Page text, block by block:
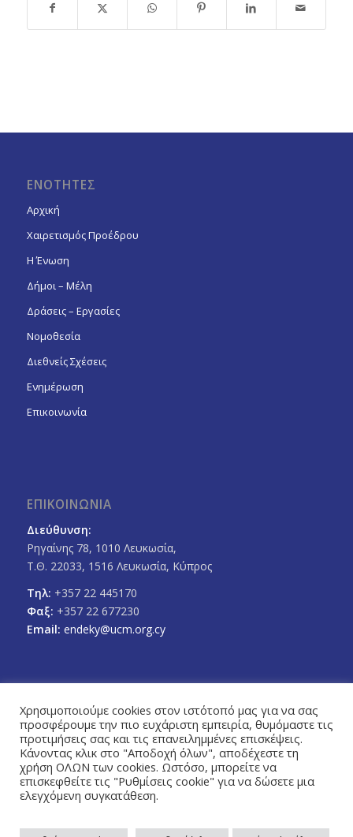
ΕΝΟΤΗΤΕΣ
Αρχική
Χαιρετισμός Προέδρου
Η Ένωση
Δήμοι – Μέλη
Δράσεις – Εργασίες
Νομοθεσία
Διεθνείς Σχέσεις
Ενημέρωση
Επικοινωνία
ΕΠΙΚΟΙΝΩΝΙΑ
Διεύθυνση:
Ρηγαίνης 78, 1010 Λευκωσία,
Τ.Θ. 22033, 1516 Λευκωσία, Κύπρος
Τηλ: +357 22 445170
Φαξ: +357 22 677230
Email: endeky@ucm.org.cy
FOLLOW US
Facebook
Twitter
Χρησιμοποιούμε cookies στον ιστότοπό μας για να σας
προσφέρουμε την πιο ευχάριστη εμπειρία, θυμόμαστε τις
προτιμήσεις σας και τις επανειλημμένες επισκέψεις.
Κάνοντας κλικ στο "Αποδοχή όλων", αποδέχεστε τη
χρήση ΟΛΩΝ των cookies. Ωστόσο, μπορείτε να
επισκεφθείτε τις "Ρυθμίσεις cookie" για να δώσετε μια
ελεγχόμενη συγκατάθεση.